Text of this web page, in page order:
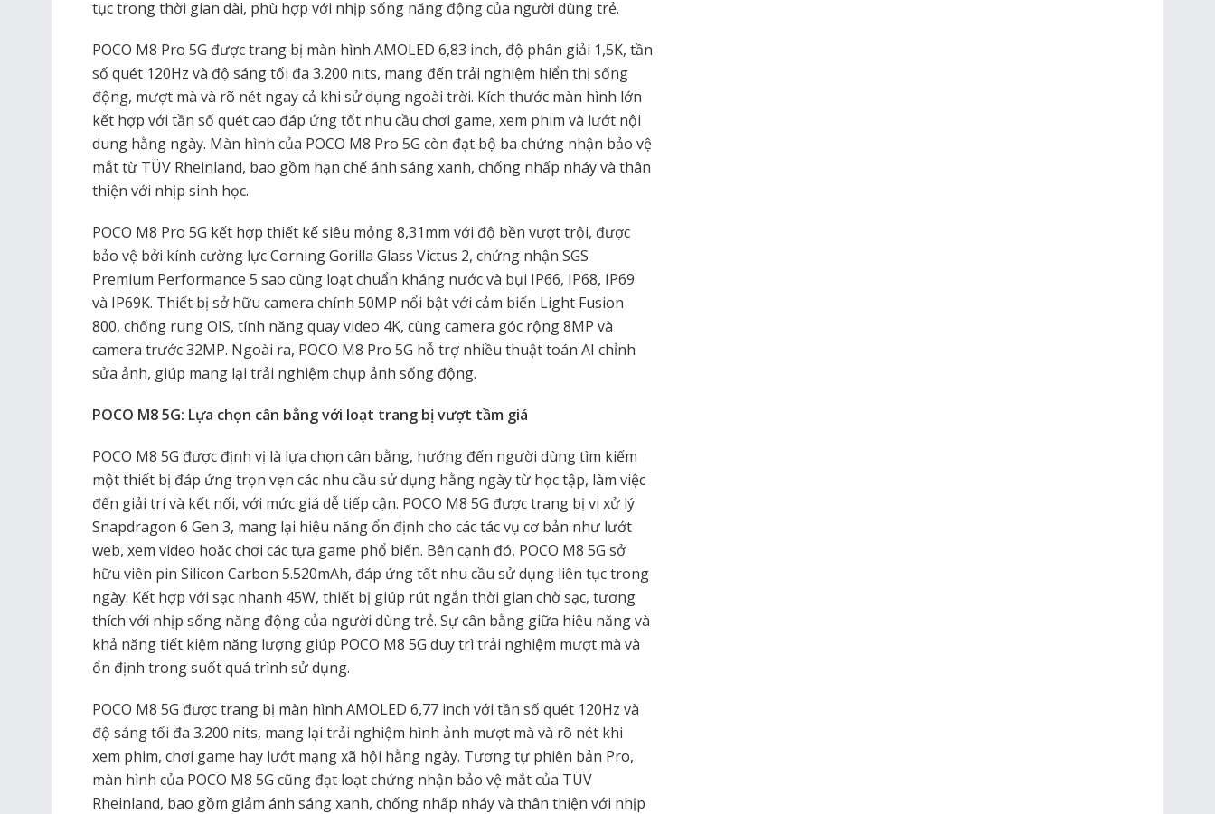
tục trong thời gian dài, phù hợp với nhịp sống năng động của người dùng trẻ.
POCO M8 Pro 5G được trang bị màn hình AMOLED 6,83 inch, độ phân giải 1,5K, tần
số quét 120Hz và độ sáng tối đa 3.200 nits, mang đến trải nghiệm hiển thị sống
động, mượt mà và rõ nét ngay cả khi sử dụng ngoài trời. Kích thước màn hình lớn
kết hợp với tần số quét cao đáp ứng tốt nhu cầu chơi game, xem phim và lướt nội
dung hằng ngày. Màn hình của POCO M8 Pro 5G còn đạt bộ ba chứng nhận bảo vệ
mắt từ TÜV Rheinland, bao gồm hạn chế ánh sáng xanh, chống nhấp nháy và thân
thiện với nhịp sinh học.
POCO M8 Pro 5G kết hợp thiết kế siêu mỏng 8,31mm với độ bền vượt trội, được
bảo vệ bởi kính cường lực Corning Gorilla Glass Victus 2, chứng nhận SGS
Premium Performance 5 sao cùng loạt chuẩn kháng nước và bụi IP66, IP68, IP69
và IP69K. Thiết bị sở hữu camera chính 50MP nổi bật với cảm biến Light Fusion
800, chống rung OIS, tính năng quay video 4K, cùng camera góc rộng 8MP và
camera trước 32MP. Ngoài ra, POCO M8 Pro 5G hỗ trợ nhiều thuật toán AI chỉnh
sửa ảnh, giúp mang lại trải nghiệm chụp ảnh sống động.
POCO M8 5G: Lựa chọn cân bằng với loạt trang bị vượt tầm giá
POCO M8 5G được định vị là lựa chọn cân bằng, hướng đến người dùng tìm kiếm
một thiết bị đáp ứng trọn vẹn các nhu cầu sử dụng hằng ngày từ học tập, làm việc
đến giải trí và kết nối, với mức giá dễ tiếp cận. POCO M8 5G được trang bị vi xử lý
Snapdragon 6 Gen 3, mang lại hiệu năng ổn định cho các tác vụ cơ bản như lướt
web, xem video hoặc chơi các tựa game phổ biến. Bên cạnh đó, POCO M8 5G sở
hữu viên pin Silicon Carbon 5.520mAh, đáp ứng tốt nhu cầu sử dụng liên tục trong
ngày. Kết hợp với sạc nhanh 45W, thiết bị giúp rút ngắn thời gian chờ sạc, tương
thích với nhịp sống năng động của người dùng trẻ. Sự cân bằng giữa hiệu năng và
khả năng tiết kiệm năng lượng giúp POCO M8 5G duy trì trải nghiệm mượt mà và
ổn định trong suốt quá trình sử dụng.
POCO M8 5G được trang bị màn hình AMOLED 6,77 inch với tần số quét 120Hz và
độ sáng tối đa 3.200 nits, mang lại trải nghiệm hình ảnh mượt mà và rõ nét khi
xem phim, chơi game hay lướt mạng xã hội hằng ngày. Tương tự phiên bản Pro,
màn hình của POCO M8 5G cũng đạt loạt chứng nhận bảo vệ mắt của TÜV
Rheinland, bao gồm giảm ánh sáng xanh, chống nhấp nháy và thân thiện với nhịp